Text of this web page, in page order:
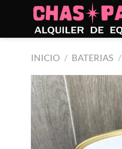
INICIO / BATERIAS /